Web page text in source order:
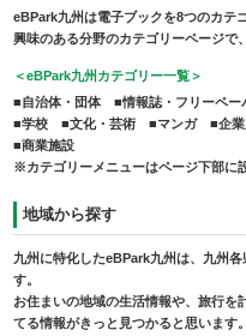
eBPark九州は電子ブックを8つのカテ
興味のある分野のカテゴリーページで
＜eBPark九州カテゴリー一覧＞
■自治体・団体 ■情報誌・フリーペ
■学校 ■文化・芸術 ■マンガ ■企業
■商業施設
※カテゴリーメニューはページ下部に
地域から探す
九州に特化したeBPark九州は、九州
す。
お住まいの地域の生活情報や、旅行を
てる情報がきっと見つかると思います。